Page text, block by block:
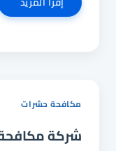
مكافحة حشرات
شركة